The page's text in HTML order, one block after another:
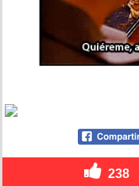
238